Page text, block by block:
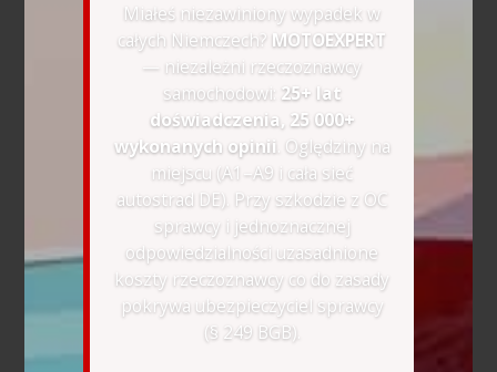
Miałeś niezawiniony wypadek w
całych Niemczech? MOTOEXPERT
— niezależni rzeczoznawcy
samochodowi: 25+ lat
doświadczenia, 25 000+
wykonanych opinii . Oględziny na
miejscu (A1–A9 i cała sieć
autostrad DE). Przy szkodzie z OC
sprawcy i jednoznacznej
odpowiedzialności uzasadnione
koszty rzeczoznawcy co do zasady
pokrywa ubezpieczyciel sprawcy
(§ 249 BGB).